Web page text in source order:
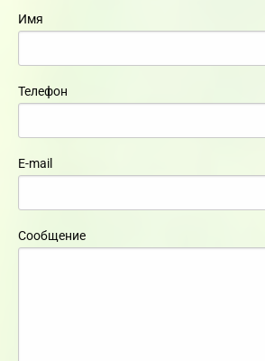
Имя
Телефон
E-mail
Сообщение